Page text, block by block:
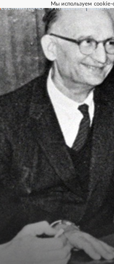
Мы используем cookie-
СВЕЖИЙ НОМЕР РГ-НЕДЕЛЯ РОДИНА